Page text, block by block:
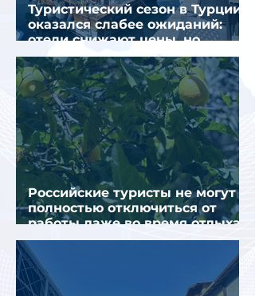
Туристический сезон в Турции
оказался слабее ожиданий:
отели снижают цены, но
загрузка остается низкой
Российские туристы не могут
полностью отключиться от
работы даже во время отдыха
в Турции